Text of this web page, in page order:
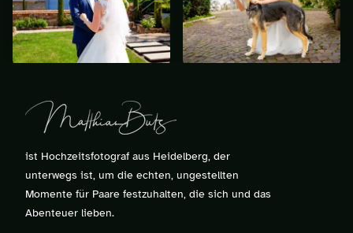
ist Hochzeitsfotograf aus Heidelberg, der
unterwegs ist, um die echten, ungestellten
Momente für Paare festzuhalten, die sich und das
Abenteuer lieben.